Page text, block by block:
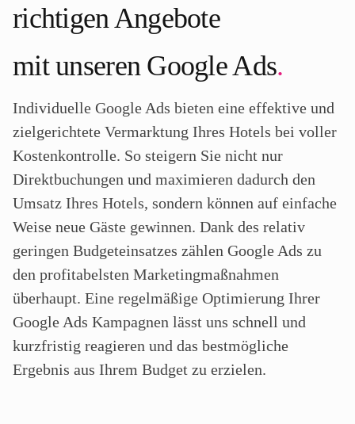
richtigen Angebote
mit unseren Google Ads.
Individuelle Google Ads bieten eine effektive und
zielgerichtete Vermarktung Ihres Hotels bei voller
Kostenkontrolle. So steigern Sie nicht nur
Direktbuchungen und maximieren dadurch den
Umsatz Ihres Hotels, sondern können auf einfache
Weise neue Gäste gewinnen. Dank des relativ
geringen Budgeteinsatzes zählen Google Ads zu
den profitabelsten Marketingmaßnahmen
überhaupt. Eine regelmäßige Optimierung Ihrer
Google Ads Kampagnen lässt uns schnell und
kurzfristig reagieren und das bestmögliche
Ergebnis aus Ihrem Budget zu erzielen.